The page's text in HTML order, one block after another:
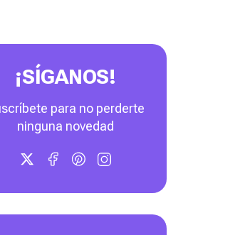
¡SÍGANOS!
para no perderte
ninguna novedad